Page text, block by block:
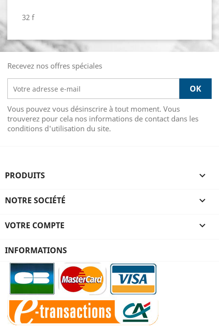
32 f
Recevez nos offres spéciales
Vous pouvez vous désinscrire à tout moment. Vous
trouverez pour cela nos informations de contact dans les
conditions d'utilisation du site.
PRODUITS 
NOTRE SOCIÉTÉ 
VOTRE COMPTE 
INFORMATIONS